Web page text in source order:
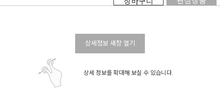
상세정보 새창 열기
상세 정보를 확대해 보실 수 있습니다.